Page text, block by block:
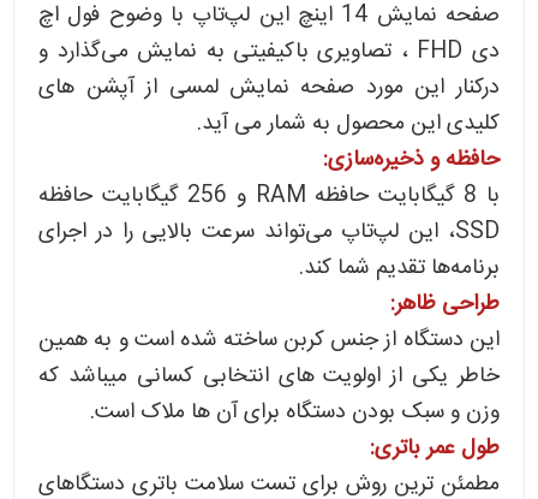
صفحه نمایش 14 اینچ این لپ‌تاپ با وضوح فول اچ
دی FHD ، تصاویری باکیفیتی به نمایش می‌گذارد و
درکنار این مورد صفحه نمایش لمسی از آپشن های
کلیدی این محصول به شمار می آید.
حافظه و ذخیره‌سازی:
با 8 گیگابایت حافظه RAM و 256 گیگابایت حافظه
SSD، این لپ‌تاپ می‌تواند سرعت بالایی را در اجرای
برنامه‌ها تقدیم شما کند.
طراحی ظاهر:
این دستگاه از جنس کربن ساخته شده است و به همین
خاطر یکی از اولویت های انتخابی کسانی میباشد که
وزن و سبک بودن دستگاه برای آن ها ملاک است.
طول عمر باتری:
مطمئن ترین روش برای تست سلامت باتری دستگاهای